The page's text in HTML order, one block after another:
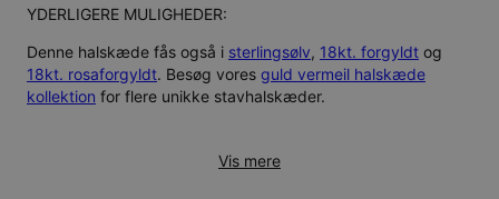
Vis mere
YDERLIGERE MULIGHEDER:
Denne halskæde fås også i sterlingsølv, 18kt. forgyldt og
18kt. rosaforgyldt. Besøg vores guld vermeil halskæde
kollektion for flere unikke stavhalskæder.